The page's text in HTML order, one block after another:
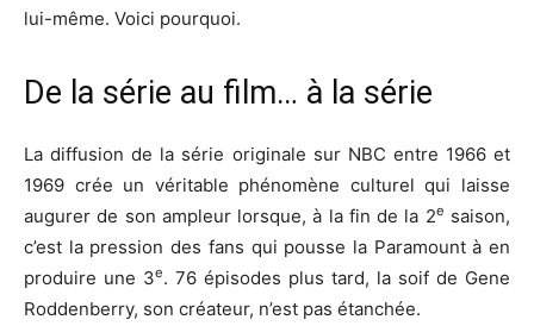
lui-même. Voici pourquoi.
De la série au film… à la série
La diffusion de la série originale sur NBC entre 1966 et
1969 crée un véritable phénomène culturel qui laisse
augurer de son ampleur lorsque, à la fin de la 2e saison,
c’est la pression des fans qui pousse la Paramount à en
produire une 3e. 76 épisodes plus tard, la soif de Gene
Roddenberry, son créateur, n’est pas étanchée.